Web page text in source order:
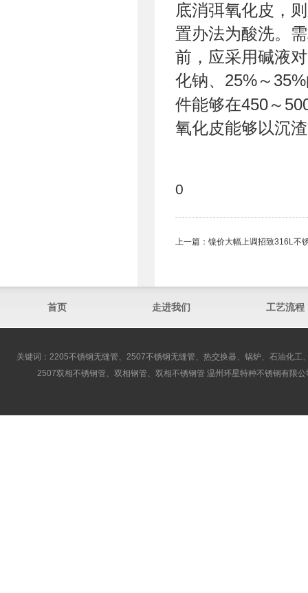
底消弭氧化皮，
置办法为酸洗。
前，应采用碱液
化钠、25%～
件能够在450～
氧化皮能够以沉
0
上一篇： 镍价大幅上调招致316L不
首页 走进我们 工艺流程
关键词：2205不锈钢无缝管、2507不锈钢无缝管、热交换器、锅炉、石油化
2507双相不锈钢管、双相钢管、双相不锈钢管 温州环星特种不锈钢有限